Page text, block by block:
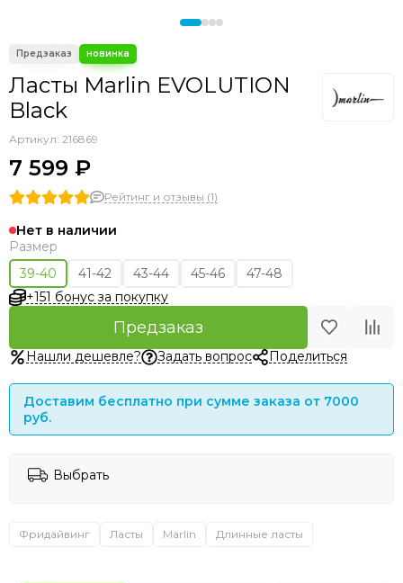
Ласты Marlin EVOLUTION
Black
Артикул: 216869
7 599 ₽
Рейтинг и отзывы (1)
Нет в наличии
Размер
39-40
41-42 43-44 45-46
47-48
+151 бонус за покупку
Предзаказ
Нашли дешевле? Задать вопрос Поделиться
Доставим бесплатно при сумме заказа от 7000
руб.
Выбрать
Фридайвинг Ласты Marlin Длинные ласты